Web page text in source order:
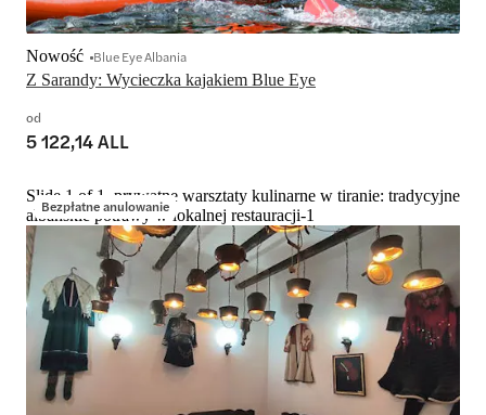
Nowość Blue Eye Albania
od
5 122,14 ALL
Bezpłatne anulowanie
Slide 1 of 1, prywatne warsztaty kulinarne w tiranie: tradycyjne
albańskie potrawy w lokalnej restauracji-1